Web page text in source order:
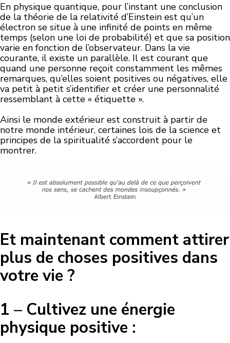
En physique quantique, pour l’instant une conclusion
de la théorie de la relativité d’Einstein est qu’un
électron se situe à une infinité de points en même
temps (selon une loi de probabilité) et que sa position
varie en fonction de l’observateur. Dans la vie
courante, il existe un parallèle. Il est courant que
quand une personne reçoit constamment les mêmes
remarques, qu’elles soient positives ou négatives, elle
va petit à petit s’identifier et créer une personnalité
ressemblant à cette « étiquette ».
Ainsi le monde extérieur est construit à partir de
notre monde intérieur, certaines lois de la science et
principes de la spiritualité s’accordent pour le
montrer.
Et maintenant comment attirer
plus de choses positives dans
votre vie ?
1 – Cultivez une énergie
physique positive :